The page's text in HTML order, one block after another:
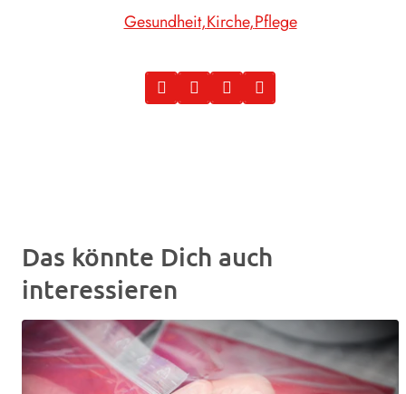
Gesundheit Kirche Pflege
Das könnte Dich auch
interessieren